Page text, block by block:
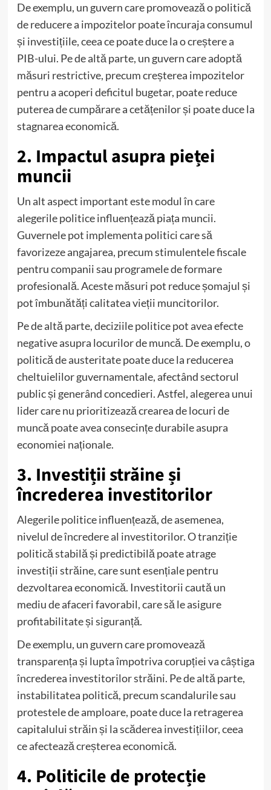
De exemplu, un guvern care promovează o politică
de reducere a impozitelor poate încuraja consumul
și investițiile, ceea ce poate duce la o creștere a
PIB-ului. Pe de altă parte, un guvern care adoptă
măsuri restrictive, precum creșterea impozitelor
pentru a acoperi deficitul bugetar, poate reduce
puterea de cumpărare a cetățenilor și poate duce la
stagnarea economică.
2. Impactul asupra pieței
muncii
Un alt aspect important este modul în care
alegerile politice influențează piața muncii.
Guvernele pot implementa politici care să
favorizeze angajarea, precum stimulentele fiscale
pentru companii sau programele de formare
profesională. Aceste măsuri pot reduce șomajul și
pot îmbunătăți calitatea vieții muncitorilor.
Pe de altă parte, deciziile politice pot avea efecte
negative asupra locurilor de muncă. De exemplu, o
politică de austeritate poate duce la reducerea
cheltuielilor guvernamentale, afectând sectorul
public și generând concedieri. Astfel, alegerea unui
lider care nu prioritizează crearea de locuri de
muncă poate avea consecințe durabile asupra
economiei naționale.
3. Investiții străine și
încrederea investitorilor
Alegerile politice influențează, de asemenea,
nivelul de încredere al investitorilor. O tranziție
politică stabilă și predictibilă poate atrage
investiții străine, care sunt esențiale pentru
dezvoltarea economică. Investitorii caută un
mediu de afaceri favorabil, care să le asigure
profitabilitate și siguranță.
De exemplu, un guvern care promovează
transparența și lupta împotriva corupției va câștiga
încrederea investitorilor străini. Pe de altă parte,
instabilitatea politică, precum scandalurile sau
protestele de amploare, poate duce la retragerea
capitalului străin și la scăderea investițiilor, ceea
ce afectează creșterea economică.
4. Politicile de protecție